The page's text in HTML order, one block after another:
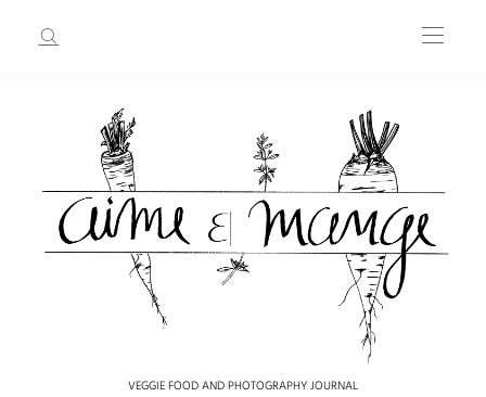
VEGGIE FOOD AND PHOTOGRAPHY JOURNAL